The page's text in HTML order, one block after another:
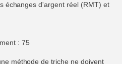
échanges d'argent réel (RMT) et
: 75
méthode de triche ne doivent